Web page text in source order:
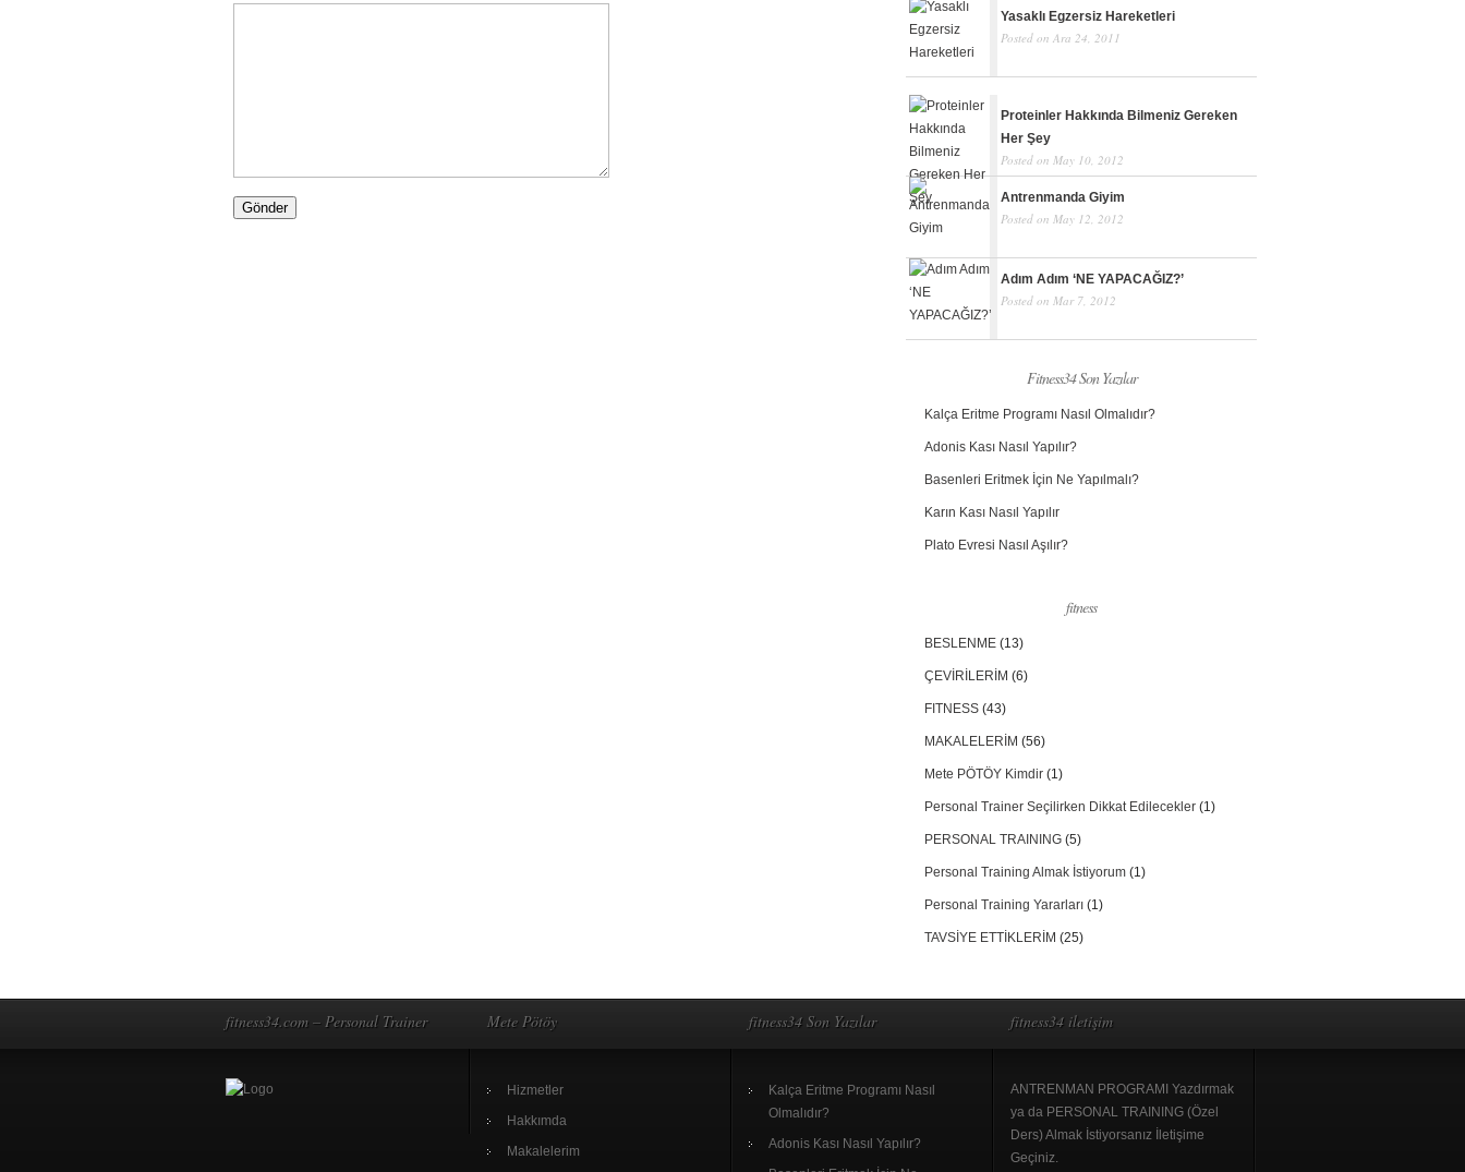
Yasaklı Egzersiz Hareketleri
Posted on Ara 24, 2011
Proteinler Hakkında Bilmeniz Gereken
Her Şey
Posted on May 10, 2012
Antrenmanda Giyim
Posted on May 12, 2012
Adım Adım ‘NE YAPACAĞIZ?’
Posted on Mar 7, 2012
Fitness34 Son Yazılar
Kalça Eritme Programı Nasıl Olmalıdır?
Adonis Kası Nasıl Yapılır?
Basenleri Eritmek İçin Ne Yapılmalı?
Karın Kası Nasıl Yapılır
Plato Evresi Nasıl Aşılır?
fitness
BESLENME (13)
ÇEVİRİLERİM (6)
FITNESS (43)
MAKALELERİM (56)
Mete PÖTÖY Kimdir (1)
Personal Trainer Seçilirken Dikkat Edilecekler (1)
PERSONAL TRAINING (5)
Personal Training Almak İstiyorum (1)
Personal Training Yararları (1)
TAVSİYE ETTİKLERİM (25)
fitness34.com – Personal Trainer Mete Pötöy
Hizmetler
Hakkımda
Makalelerim
fitness34 Son Yazılar
Kalça Eritme Programı Nasıl
Olmalıdır?
Adonis Kası Nasıl Yapılır?
fitness34 iletişim
ANTRENMAN PROGRAMI Yazdırmak
ya da PERSONAL TRAINING (Özel
Ders) Almak İstiyorsanız İletişime
Geçiniz.